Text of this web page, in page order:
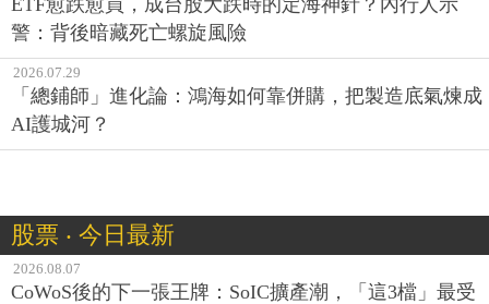
警：背後暗藏死亡螺旋風險
2026.07.29
「總鋪師」進化論：鴻海如何靠併購，把製造底氣煉成
AI護城河？
股票 ‧ 今日最新
2026.08.07
CoWoS後的下一張王牌：SoIC擴產潮，「這3檔」最受